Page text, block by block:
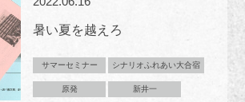
暑い夏を越えろ
サマーセミナー シナリオふれあい大合宿
原発 新井一